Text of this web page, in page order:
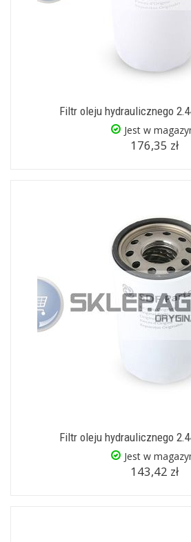
Filtr oleju hydraulicznego
Jest w
176,35 zł
Filtr oleju hydraulicznego
Jest w
143,42 zł